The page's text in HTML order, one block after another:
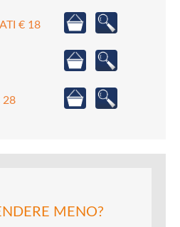
€ 18
28
MENO?